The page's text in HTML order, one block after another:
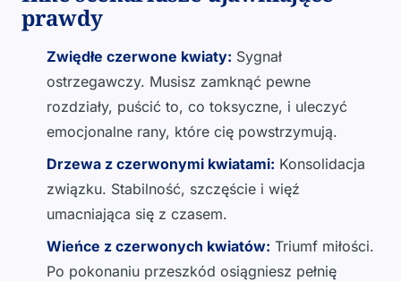
prawdy
Zwiędłe czerwone kwiaty: Sygnał
ostrzegawczy. Musisz zamknąć pewne
rozdziały, puścić to, co toksyczne, i uleczyć
emocjonalne rany, które cię powstrzymują.
Drzewa z czerwonymi kwiatami: Konsolidacja
związku. Stabilność, szczęście i więź
umacniająca się z czasem.
Wieńce z czerwonych kwiatów: Triumf miłości.
Po pokonaniu przeszkód osiągniesz pełnię